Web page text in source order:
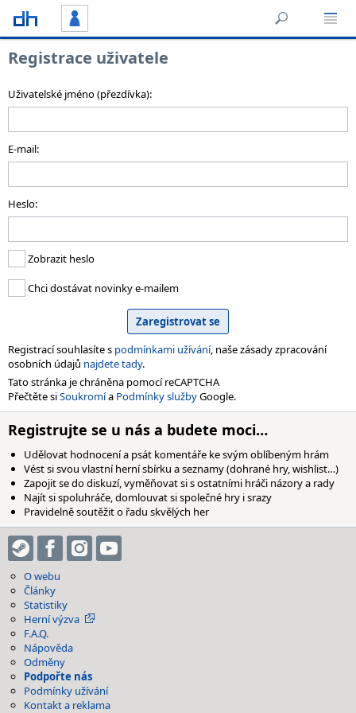
Registrace uživatele
Uživatelské jméno (přezdívka):
E-mail:
Heslo:
Zobrazit heslo
Chci dostávat novinky e-mailem
Registrací souhlasíte s podmínkami užívání, naše zásady zpracování
osobních údajů najdete tady.
Tato stránka je chráněna pomocí reCAPTCHA
Přečtěte siSoukromía Podmínky službyGoogle.
Registrujte se u nás a budete moci…
Udělovat hodnocení a psát komentáře ke svým oblíbeným hrám
Vést si svou vlastní herní sbírku a seznamy (dohrané hry, wishlist…)
Zapojit se do diskuzí, vyměňovat si s ostatními hráči názory a rady
Najít si spoluhráče, domlouvat si společné hry i srazy
Pravidelně soutěžit o řadu skvělých her
O webu
Články
Statistiky
Herní výzva
F.A.Q.
Nápověda
Odměny
Podpořte nás
Podmínky užívání
Kontakt a reklama